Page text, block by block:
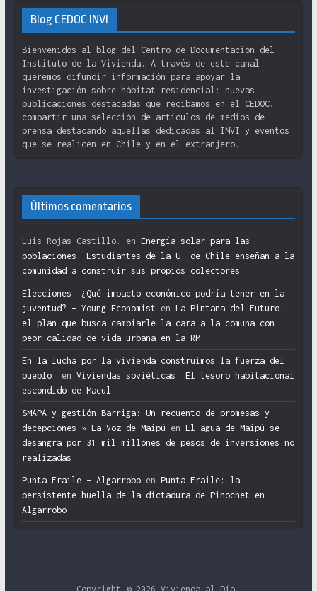
Blog CEDOC INVI
Bienvenidos al blog del Centro de Documentación del
Instituto de la Vivienda. A través de este canal
queremos difundir información para apoyar la
investigación sobre hábitat residencial: nuevas
publicaciones destacadas que recibamos en el CEDOC,
compartir una selección de artículos de medios de
prensa destacando aquellas dedicadas al INVI y eventos
que se realicen en Chile y en el extranjero.
Últimos comentarios
Luis Rojas Castillo. en Energía solar para las
poblaciones. Estudiantes de la U. de Chile enseñan a la
comunidad a construir sus propios colectores
Elecciones: ¿Qué impacto económico podría tener en la
juventud? – Young Economist en La Pintana del Futuro:
el plan que busca cambiarle la cara a la comuna con
peor calidad de vida urbana en la RM
En la lucha por la vivienda construimos la fuerza del
pueblo.
en Viviendas soviéticas: El tesoro habitacional
escondido de Macul
SMAPA y gestión Barriga: Un recuento de promesas y
decepciones » La Voz de Maipú en El agua de Maipú se
desangra por 31 mil millones de pesos de inversiones no
realizadas
Punta Fraile – Algarroboen Punta Fraile: la
persistente huella de la dictadura de Pinochet en
Algarrobo